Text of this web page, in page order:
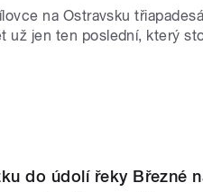
na Ostravsku
už jen ten poslední, který
do údolí řeky Březné